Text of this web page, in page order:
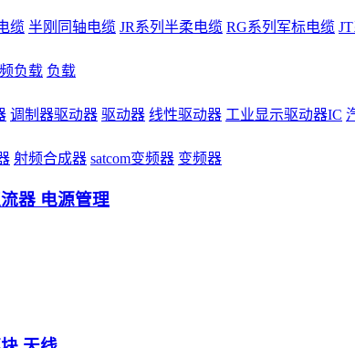
缆 半刚同轴电缆 JR系列半柔电缆 RG系列军标电缆
负载 负载
调制器驱动器 驱动器 线性驱动器 工业显示驱动器IC
射频合成器 satcom变频器 变频器
器 电源管理